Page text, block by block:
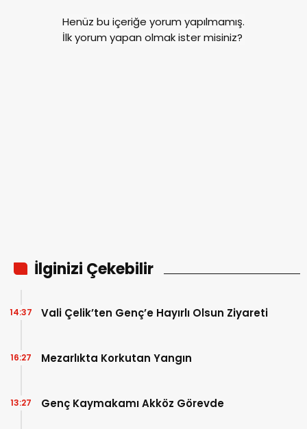
Henüz bu içeriğe yorum yapılmamış.
İlk yorum yapan olmak ister misiniz?
İlginizi Çekebilir
Vali Çelik’ten Genç’e Hayırlı Olsun Ziyareti
14:37
Mezarlıkta Korkutan Yangın
16:27
Genç Kaymakamı Akköz Görevde
13:27